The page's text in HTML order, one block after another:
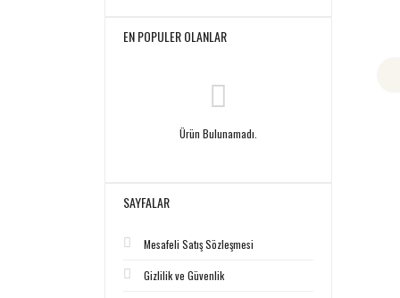
EN POPULER OLANLAR
Ürün Bulunamadı.
SAYFALAR
Mesafeli Satış Sözleşmesi
Gizlilik ve Güvenlik